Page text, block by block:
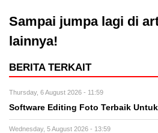
Sampai jumpa lagi di
lainnya!
BERITA TERKAIT
Thursday, 6 August 2026 - 11:59
Software Editing Foto Terbaik
Wednesday, 5 August 2026 - 13:59